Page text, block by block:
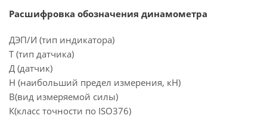
Расшифровка обозначения динамометра
ДЭП/И (тип индикатора)
Т (тип датчика)
Д (датчик)
Н (наибольший предел измерения, кН)
В(вид измеряемой силы)
К(класс точности по ISO376)